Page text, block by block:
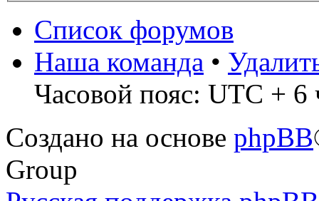
Список форумов
Наша команда •
Часовой пояс: UTC + 6
Создано на основе phpBB
Group